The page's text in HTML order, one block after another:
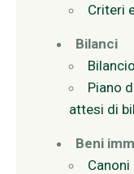
Criteri
Bilanci
Piano
attesi di
Beni